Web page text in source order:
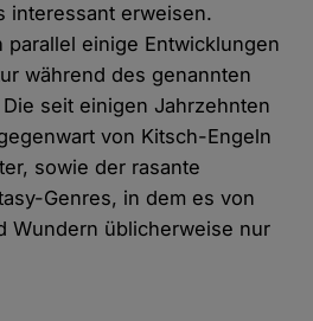
interessant erweisen.
parallel einige Entwicklungen
während des genannten
seit einigen Jahrzehnten
von Kitsch-Engeln
sowie der rasante
Genres, in dem es von
Wundern üblicherweise nur